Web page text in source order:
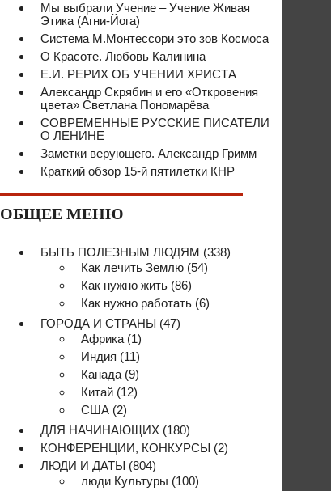
Мы выбрали Учение – Учение Живая
Этика (Агни-Йога)
Система М.Монтессори это зов Космоса
О Красоте. Любовь Калинина
Е.И. РЕРИХ ОБ УЧЕНИИ ХРИСТА
Александр Скрябин и его «Откровения
цвета» Светлана Пономарёва
СОВРЕМЕННЫЕ РУССКИЕ ПИСАТЕЛИ
О ЛЕНИНЕ
Заметки верующего. Александр Гримм
Краткий обзор 15-й пятилетки КНР
ОБЩЕЕ МЕНЮ
БЫТЬ ПОЛЕЗНЫМ ЛЮДЯМ (338)
Как лечить Землю (54)
Как нужно жить (86)
Как нужно работать (6)
ГОРОДА И СТРАНЫ (47)
Африка (1)
Индия (11)
Канада (9)
Китай (12)
США (2)
ДЛЯ НАЧИНАЮЩИХ (180)
КОНФЕРЕНЦИИ, КОНКУРСЫ (2)
ЛЮДИ И ДАТЫ (804)
люди Культуры (100)